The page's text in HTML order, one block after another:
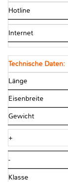
Hotline
Internet
Technische Daten:
Länge
Eisenbreite
Gewicht
+
-
Klasse